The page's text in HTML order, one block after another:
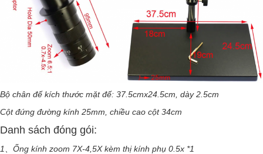
Bộ chân đế kích thước mặt đế: 37.5cmx24.5cm, dày 2.5cm
Cột đứng đường kính 25mm, chiều cao cột 34cm
Danh sách đóng gói:
1、Ống kính zoom 7X-4,5X kèm thị kính phụ 0.5x *1